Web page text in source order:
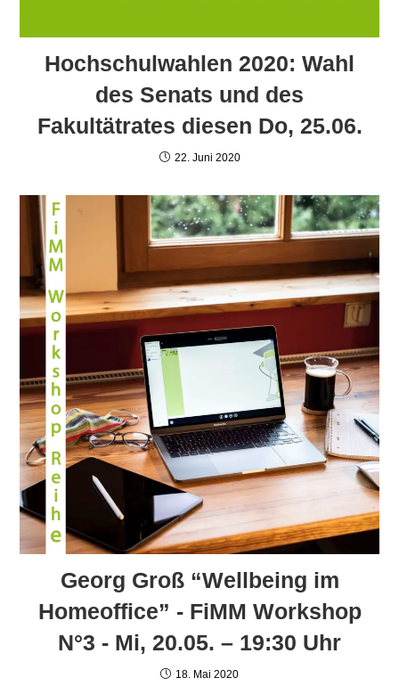
Hochschulwahlen 2020: Wahl
des Senats und des
Fakultätrates diesen Do, 25.06.
22. Juni 2020
Georg Groß “Wellbeing im
Homeoffice” - FiMM Workshop
N°3 - Mi, 20.05. – 19:30 Uhr
18. Mai 2020